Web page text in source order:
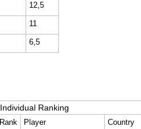
12,5
11
6,5
Individual Ranking
Rank Player Country